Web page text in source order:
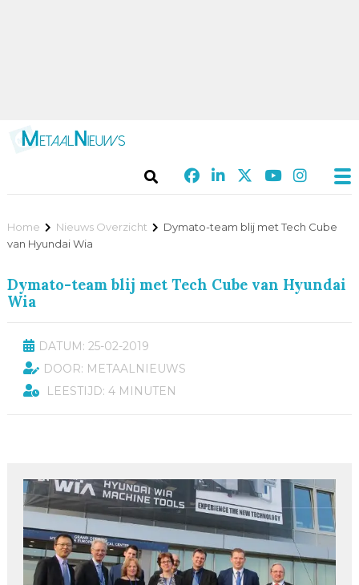
Home Nieuws Overzicht
Dymato-team blij met Tech Cube
van Hyundai Wia
Dymato-team blij met Tech Cube van Hyundai
Wia
DATUM: 25-02-2019
DOOR: METAALNIEUWS
LEESTIJD: 4 MINUTEN